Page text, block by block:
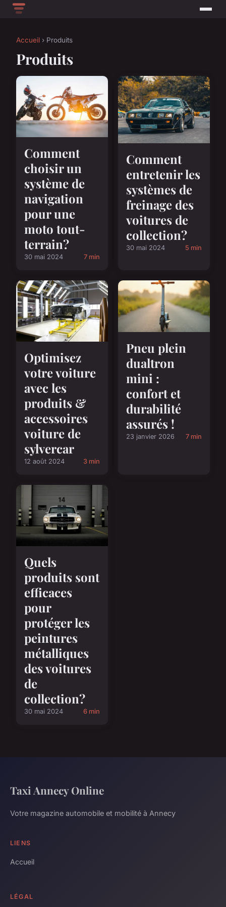
Accueil › Produits
Produits
Comment
choisir un
système de
navigation
pour une
moto tout-
terrain?
30 mai 2024 7 min
Comment
entretenir les
systèmes de
freinage des
voitures de
collection?
30 mai 2024 5 min
Optimisez
votre voiture
avec les
produits &
accessoires
voiture de
sylvercar
12 août 2024 3 min
Pneu plein
dualtron
mini :
confort et
durabilité
assurés !
23 janvier 2026 7 min
Quels
produits sont
efficaces
pour
protéger les
peintures
métalliques
des voitures
de
collection?
30 mai 2024 6 min
Taxi Annecy Online
Votre magazine automobile et mobilité à Annecy
LIENS
Accueil
LÉGAL